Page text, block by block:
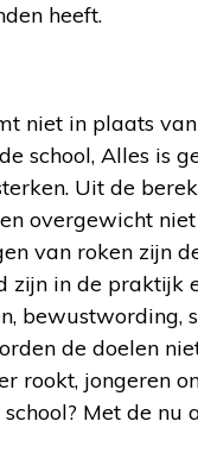
heeft.
niet in plaats
school, Alles is
Uit de
overgewicht
van roken zijn
zijn in de praktijk
bewustwording,
de doelen
rookt, jongeren
Met de